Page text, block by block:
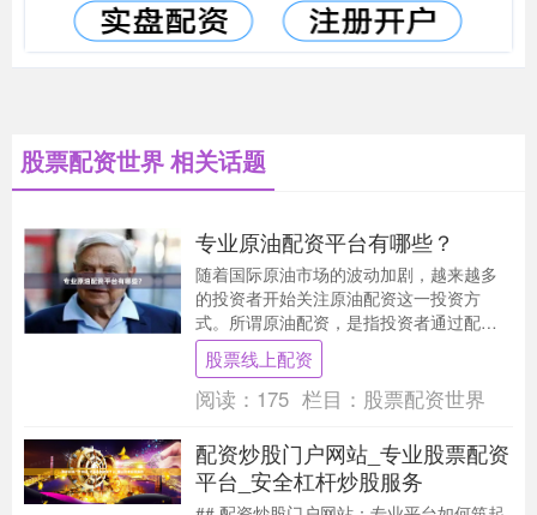
股票配资世界 相关话题
专业原油配资平台有哪些？
随着国际原油市场的波动加剧，越来越多
的投资者开始关注原油配资这一投资方
式。所谓原油配资，是指投资者通过配资
平台借入资金，以放大自身资金杠杆股票
线上配资，参与原油....
股票线上配资
阅读： 175 栏目： 股票配资世界
配资炒股门户网站_专业股票配资
平台_安全杠杆炒股服务